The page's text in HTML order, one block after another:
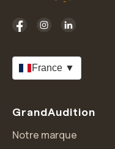
France ▼
GrandAudition
Notre marque